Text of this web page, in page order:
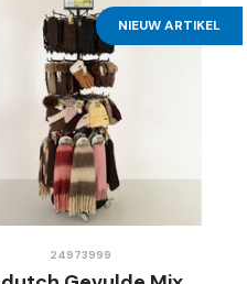
NIEUW ARTIKEL
24973999